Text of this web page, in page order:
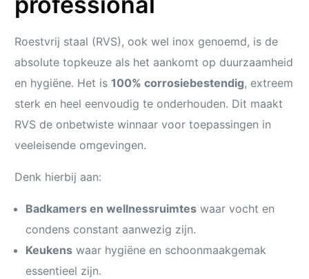
Roestvrij staal (RVS), ook wel inox genoemd, is de
absolute topkeuze als het aankomt op duurzaamheid
en hygiëne. Het is100% corrosiebestendig, extreem
sterk en heel eenvoudig te onderhouden. Dit maakt
RVS de onbetwiste winnaar voor toepassingen in
veeleisende omgevingen.
Denk hierbij aan:
Badkamers en wellnessruimtes waar vocht en
condens constant aanwezig zijn.
Keukens waar hygiëne en schoonmaakgemak
essentieel zijn.